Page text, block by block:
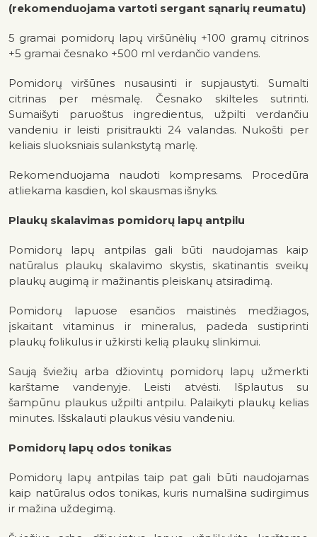
(rekomenduojama vartoti sergant sąnarių reumatu)
5 gramai pomidorų lapų viršūnėlių +100 gramų citrinos
+5 gramai česnako +500 ml verdančio vandens.
Pomidorų viršūnes nusausinti ir supjaustyti. Sumalti
citrinas per mėsmalę. Česnako skilteles sutrinti.
Sumaišyti paruoštus ingredientus, užpilti verdančiu
vandeniu ir leisti prisitraukti 24 valandas. Nukošti per
keliais sluoksniais sulankstytą marlę.
Rekomenduojama naudoti kompresams. Procedūra
atliekama kasdien, kol skausmas išnyks.
Plaukų skalavimas pomidorų lapų antpilu
Pomidorų lapų antpilas gali būti naudojamas kaip
natūralus plaukų skalavimo skystis, skatinantis sveikų
plaukų augimą ir mažinantis pleiskanų atsiradimą.
Pomidorų lapuose esančios maistinės medžiagos,
įskaitant vitaminus ir mineralus, padeda sustiprinti
plaukų folikulus ir užkirsti kelią plaukų slinkimui.
Saują šviežių arba džiovintų pomidorų lapų užmerkti
karštame vandenyje. Leisti atvėsti. Išplautus su
šampūnu plaukus užpilti antpilu. Palaikyti plaukų kelias
minutes. Išskalauti plaukus vėsiu vandeniu.
Pomidorų lapų odos tonikas
Pomidorų lapų antpilas taip pat gali būti naudojamas
kaip natūralus odos tonikas, kuris numalšina sudirgimus
ir mažina uždegimą.